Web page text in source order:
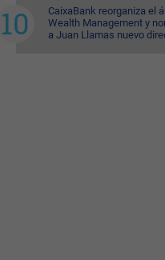
CaixaBank reorganiza el
Wealth Management y
a Juan Llamas nuevo